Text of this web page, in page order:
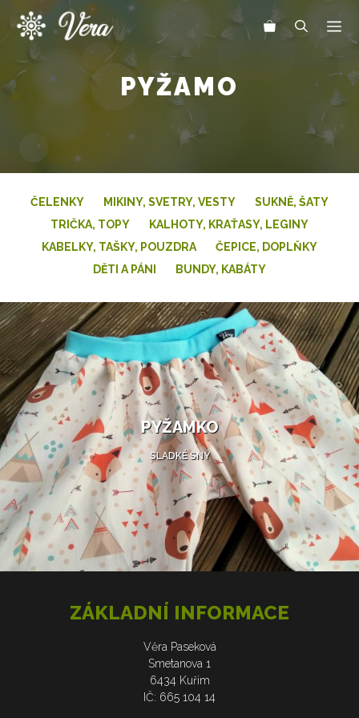
Přeskočit
obsah
PYŽAMO
ČELENKY MIKINY, SVETRY, VESTY
SUKNĚ, ŠATY
TRIČKA, TOPY
KALHOTY, KRAŤASY, LEGINY
KABELKY, TAŠKY, POUZDRA
ČEPICE, DOPLŇKY
DĚTI A PÁNI
BUNDY, KABÁTY
PYŽAMKO
SLADKÉ SNY
ZÁKLADNÍ INFORMACE
Věra Paseková
Smetanova 1
6434 Kuřim
IČ: 665 104 14